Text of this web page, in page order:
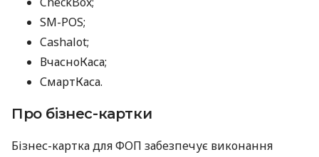
SM-POS;
Cashalot;
ВчасноКаса;
СмартКаса.
Про бізнес-картки
Бізнес-картка для ФОП забезпечує виконання